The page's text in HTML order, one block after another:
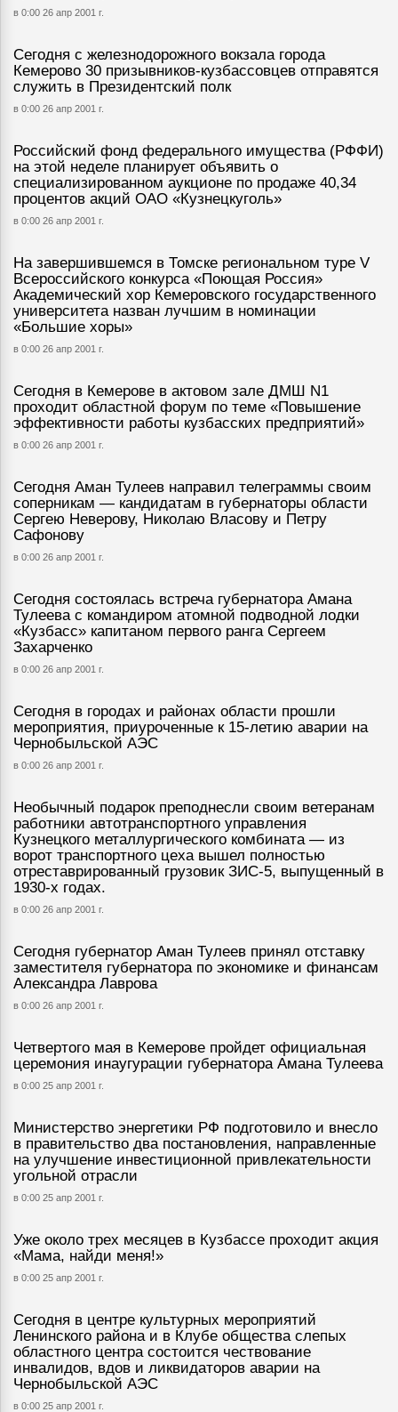
в 0:00 26 апр 2001 г.
Сегодня с железнодорожного вокзала города
Кемерово 30 призывников-кузбассовцев отправятся
служить в Президентский полк
в 0:00 26 апр 2001 г.
Российский фонд федерального имущества (РФФИ)
на этой неделе планирует объявить о
специализированном аукционе по продаже 40,34
процентов акций ОАО «Кузнецкуголь»
в 0:00 26 апр 2001 г.
На завершившемся в Томске региональном туре V
Всероссийского конкурса «Поющая Россия»
Академический хор Кемеровского государственного
университета назван лучшим в номинации
«Большие хоры»
в 0:00 26 апр 2001 г.
Сегодня в Кемерове в актовом зале ДМШ N1
проходит областной форум по теме «Повышение
эффективности работы кузбасских предприятий»
в 0:00 26 апр 2001 г.
Сегодня Аман Тулеев направил телеграммы своим
соперникам — кандидатам в губернаторы области
Сергею Неверову, Николаю Власову и Петру
Сафонову
в 0:00 26 апр 2001 г.
Сегодня состоялась встреча губернатора Амана
Тулеева с командиром атомной подводной лодки
«Кузбасс» капитаном первого ранга Сергеем
Захарченко
в 0:00 26 апр 2001 г.
Сегодня в городах и районах области прошли
мероприятия, приуроченные к 15-летию аварии на
Чернобыльской АЭС
в 0:00 26 апр 2001 г.
Необычный подарок преподнесли своим ветеранам
работники автотранспортного управления
Кузнецкого металлургического комбината — из
ворот транспортного цеха вышел полностью
отреставрированный грузовик ЗИС-5, выпущенный в
1930-х годах.
в 0:00 26 апр 2001 г.
Сегодня губернатор Аман Тулеев принял отставку
заместителя губернатора по экономике и финансам
Александра Лаврова
в 0:00 26 апр 2001 г.
Четвертого мая в Кемерове пройдет официальная
церемония инаугурации губернатора Амана Тулеева
в 0:00 25 апр 2001 г.
Министерство энергетики РФ подготовило и внесло
в правительство два постановления, направленные
на улучшение инвестиционной привлекательности
угольной отрасли
в 0:00 25 апр 2001 г.
Уже около трех месяцев в Кузбассе проходит акция
«Мама, найди меня!»
в 0:00 25 апр 2001 г.
Сегодня в центре культурных мероприятий
Ленинского района и в Клубе общества слепых
областного центра состоится чествование
инвалидов, вдов и ликвидаторов аварии на
Чернобыльской АЭС
в 0:00 25 апр 2001 г.